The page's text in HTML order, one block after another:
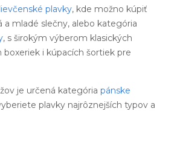
plavky, kde možno kúpiť
a mladé slečny, alebo kategória
, s širokým výberom klasických
boxeriek i kúpacích šortiek pre
je určená kategória pánske
plavky najrôznejších typov a